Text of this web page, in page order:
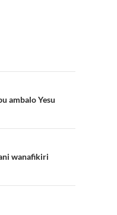
ambalo Yesu
wanafikiri